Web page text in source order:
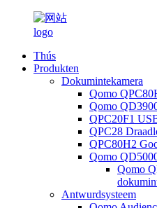
Thús
Produkten
Dokumintekamera
Qomo
Qomo
QPC20F1
QPC28
QPC80H2
Qomo
Qomo
Antwurdsysteem